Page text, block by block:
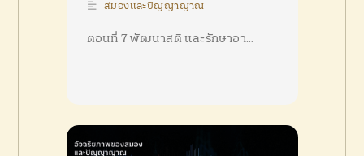
สมองและปัญญาญาณ
ตอนที่ 7 พัฒนาสติ และรักษาอา…